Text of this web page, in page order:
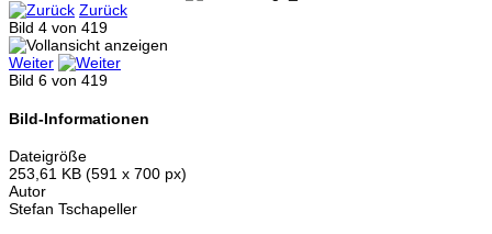
Zurück
Bild 4 von 419
Weiter
Bild 6 von 419
Bild-Informationen
Dateigröße
253,61 KB (591 x 700 px)
Autor
Stefan Tschapeller